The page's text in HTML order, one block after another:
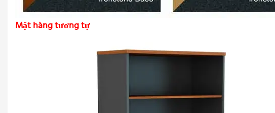
Mặt hàng tương tự